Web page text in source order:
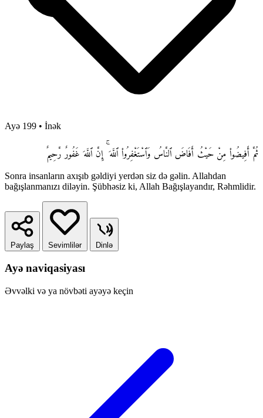
Ayə 199 • İnək
ثُمَّ أَفِيضُوا۟ مِنْ حَيْثُ أَفَاضَ ٱلنَّاسُ وَٱسْتَغْفِرُوا۟ ٱللَّهَ ۚ إِنَّ ٱللَّهَ غَفُورٌ رَّحِيمٌ
Sonra insanların axışıb gəldiyi yerdən siz də gəlin. Allahdan
bağışlanmanızı diləyin. Şübhəsiz ki, Allah Bağışlayandır, Rəhmlidir.
Paylaş Sevimlilər Dinlə
Ayə naviqasiyası
Əvvəlki və ya növbəti ayəyə keçin